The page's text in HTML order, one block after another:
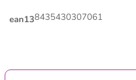
ean138435430307061